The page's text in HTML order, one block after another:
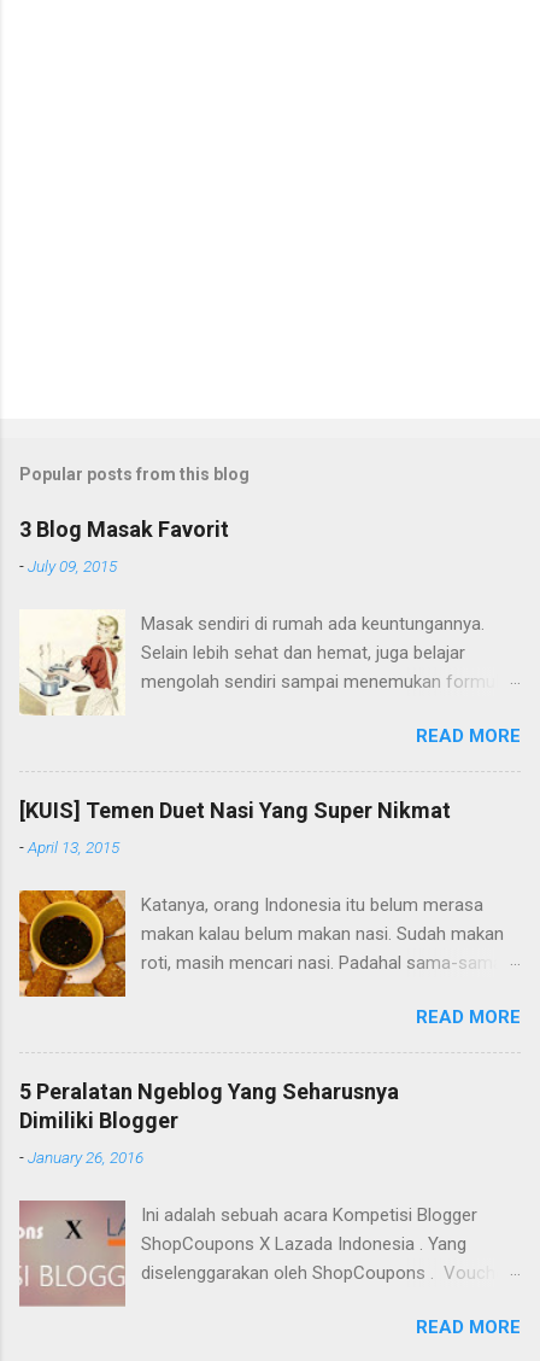
Popular posts from this blog
3 Blog Masak Favorit
-July 09, 2015
Masak sendiri di rumah ada keuntungannya.
Selain lebih sehat dan hemat, juga belajar
mengolah sendiri sampai menemukan formula
rumah orangtua di kampong, saya suka nyoba-
nyoba resep sendiri. Waktu SMA, saya pengen
nyoba bikin pudding kentang resep dari teman.
Saya minta uang sama ibu buat beli bahan-
colek-colek aja, rasanya sih enak. Tapi kalau
penampakannya mengerikan, ga ada yang mau
makan. Sejak itu, ga berani nyoba-nyoba masak
READ MORE
[KUIS] Temen Duet Nasi Yang Super Nikmat
-April 13, 2015
Katanya, orang Indonesia itu belum merasa
makan kalau belum makan nasi. Sudah makan
roti, masih mencari nasi. Padahal sama-sama
masyarakat kita di Indonesia. Nasi nikmat
disantap dengan masakan apapun, walaupun
cuma satu jenis lauk. Ini dia 3 teman duet nasi
yang nikmat dan khas Indonesia versi saya:
READ MORE
5 Peralatan Ngeblog Yang Seharusnya
Dimiliki Blogger
-January 26, 2016
Ini adalah sebuah acara Kompetisi Blogger
ShopCoupons X Lazada Indonesia . Yang
diselenggarakan oleh ShopCoupons . Voucher
Menulis di blog kini banyak dimanfaatkanREAD MORE